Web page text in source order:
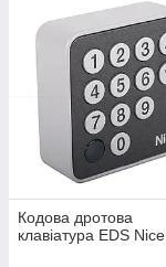
Кодова дротова
клавіатура EDS Nice